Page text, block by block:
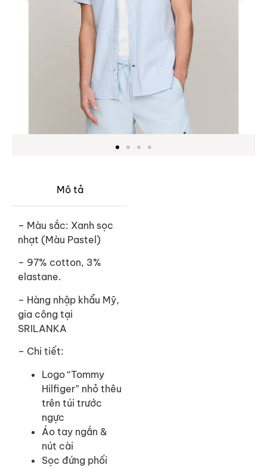
Mô tả
– Màu sắc: Xanh sọc
nhạt (Màu Pastel)
– 97% cotton, 3%
elastane.
– Hàng nhập khẩu Mỹ,
gia công tại
SRILANKA
– Chi tiết:
Logo “Tommy
Hilfiger” nhỏ thêu
trên túi trước
ngực
Áo tay ngắn &
nút cài
Sọc đứng phối